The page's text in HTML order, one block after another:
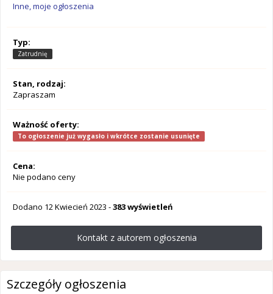
Inne, moje ogłoszenia
Typ:
Zatrudnię
Stan, rodzaj:
Zapraszam
Ważność oferty:
To ogłoszenie już wygasło i wkrótce zostanie usunięte
Cena:
Nie podano ceny
Dodano 12 Kwiecień 2023 -383 wyświetleń
Kontakt z autorem ogłoszenia
Szczegóły ogłoszenia